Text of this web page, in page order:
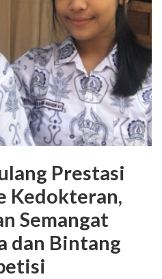
Prestasi
Kedokteran,
Semangat
dan Bintang